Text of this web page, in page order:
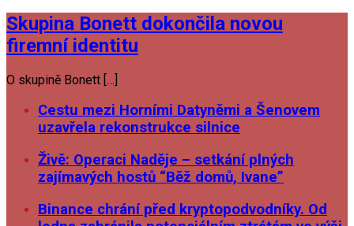
Skupina Bonett dokončila novou
firemní identitu
O skupině Bonett […]
Cestu mezi Horními Datyněmi a Šenovem
uzavřela rekonstrukce silnice
Živě: Operaci Naděje – setkání plných
zajímavých hostů “Běž domů, Ivane”
Binance chrání před kryptopodvodníky. Od